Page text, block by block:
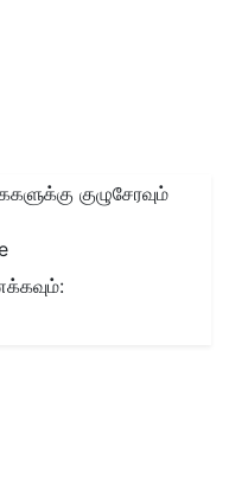
குழுசேரவும்